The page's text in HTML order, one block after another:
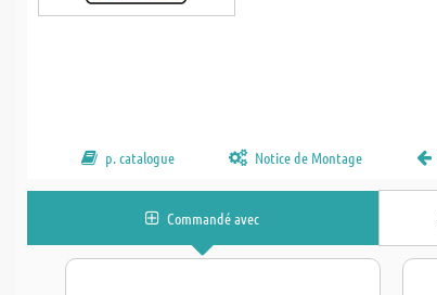
p. catalogue Notice de Montage
Commandé avec